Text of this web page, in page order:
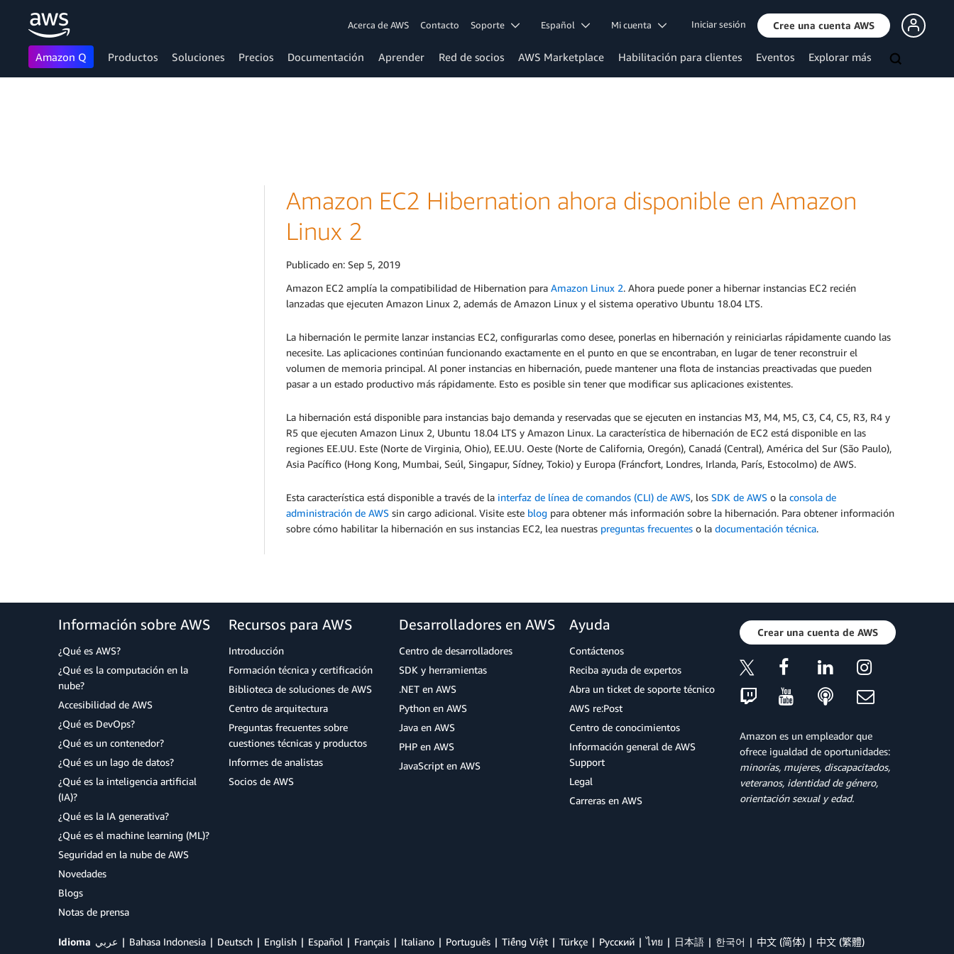
Acerca de AWS Contacto Soporte Español Mi cuenta Iniciar sesión Cree una cuenta AWS
Amazon Q Productos Soluciones Precios Documentación Aprender Red de socios AWS Marketplace Habilitación para clientes Eventos Explorar más
Amazon EC2 Hibernation ahora disponible en Amazon
Linux 2
Publicado en: Sep 5, 2019
Amazon EC2 amplía la compatibilidad de Hibernation para Amazon Linux 2. Ahora puede poner a hibernar instancias EC2 recién
lanzadas que ejecuten Amazon Linux 2, además de Amazon Linux y el sistema operativo Ubuntu 18.04 LTS.
La hibernación le permite lanzar instancias EC2, configurarlas como desee, ponerlas en hibernación y reiniciarlas rápidamente cuando las
necesite. Las aplicaciones continúan funcionando exactamente en el punto en que se encontraban, en lugar de tener reconstruir el
volumen de memoria principal. Al poner instancias en hibernación, puede mantener una flota de instancias preactivadas que pueden
pasar a un estado productivo más rápidamente. Esto es posible sin tener que modificar sus aplicaciones existentes.
La hibernación está disponible para instancias bajo demanda y reservadas que se ejecuten en instancias M3, M4, M5, C3, C4, C5, R3, R4 y
R5 que ejecuten Amazon Linux 2, Ubuntu 18.04 LTS y Amazon Linux. La característica de hibernación de EC2 está disponible en las
regiones EE.UU. Este (Norte de Virginia, Ohio), EE.UU. Oeste (Norte de California, Oregón), Canadá (Central), América del Sur (São Paulo),
Asia Pacífico (Hong Kong, Mumbai, Seúl, Singapur, Sídney, Tokio) y Europa (Fráncfort, Londres, Irlanda, París, Estocolmo) de AWS.
Esta característica está disponible a través de la interfaz de línea de comandos (CLI) de AWS, los SDK de AWS o la consola de
administración de AWS sin cargo adicional. Visite este blog para obtener más información sobre la hibernación. Para obtener información
sobre cómo habilitar la hibernación en sus instancias EC2, lea nuestras preguntas frecuentes o la documentación técnica.
Información sobre AWS
¿Qué es AWS?
¿Qué es la computación en la
nube?
Accesibilidad de AWS
¿Qué es DevOps?
¿Qué es un contenedor?
¿Qué es un lago de datos?
¿Qué es la inteligencia artificial
(IA)?
¿Qué es la IA generativa?
¿Qué es el machine learning (ML)?
Seguridad en la nube de AWS
Novedades
Blogs
Notas de prensa
Recursos para AWS
Introducción
Formación técnica y certificación
Biblioteca de soluciones de AWS
Centro de arquitectura
Preguntas frecuentes sobre
cuestiones técnicas y productos
Informes de analistas
Socios de AWS
Desarrolladores en AWS
Centro de desarrolladores
SDK y herramientas
.NET en AWS
Python en AWS
Java en AWS
PHP en AWS
JavaScript en AWS
Ayuda
Contáctenos
Reciba ayuda de expertos
Abra un ticket de soporte técnico
AWS re:Post
Centro de conocimientos
Información general de AWS
Support
Legal
Carreras en AWS
Crear una cuenta de AWS
Amazon es un empleador que
ofrece igualdad de oportunidades:
minorías, mujeres, discapacitados,
veteranos, identidad de género,
orientación sexual y edad.
Idioma عربي Bahasa Indonesia Deutsch English Español Français Italiano Português Tiếng Việt Türkçe Ρусский ไทย 日本語 한국어 中文 (简体) 中文 (繁體)